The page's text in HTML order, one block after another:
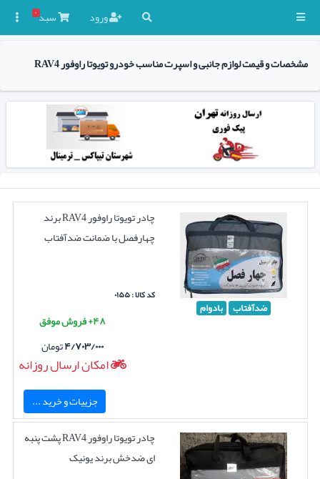
ورود سبد۰
مشخصات و قیمت لوازم جانبی و اسپرت مناسب خودرو تویوتا راوفور RAV4
ضدآفتاب بادوام
چادر تویوتا راوفور RAV4 برند
چهارفصل با ضمانت ضدآفتاب
کد کالا : ۰۱۵۵
۴۸+ فروش موفق
۴/۷۰۳/۰۰۰تومان
امکان ارسال روزانه
جزییات و خرید ...
چادر تویوتا راوفور RAV4 پشت پنبه
ای ضدخش برند یونیک